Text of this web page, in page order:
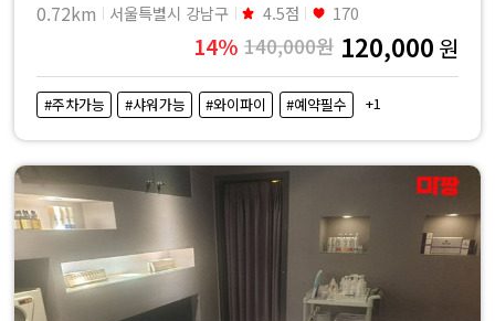
0.72km 서울특별시 강남구 4.5점 170
14% 140,000원 120,000 원
#주차가능 #샤워가능 #와이파이 #예약필수 +1